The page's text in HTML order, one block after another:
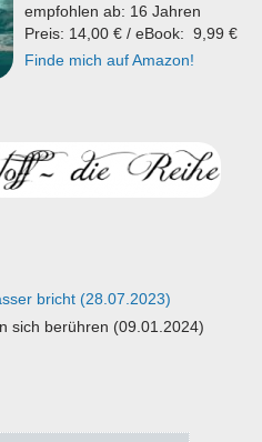
empfohlen ab: 16 Jahren
Preis: 14,00 € / eBook: 9,99 €
Finde mich auf Amazon!
bricht (28.07.2023)
sich berühren (09.01.2024)